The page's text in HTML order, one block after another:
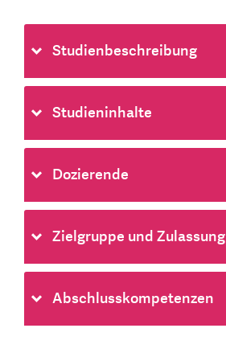
Studienbeschreibung
Studieninhalte
Dozierende
Zielgruppe und Zulassung
Abschlusskompetenzen